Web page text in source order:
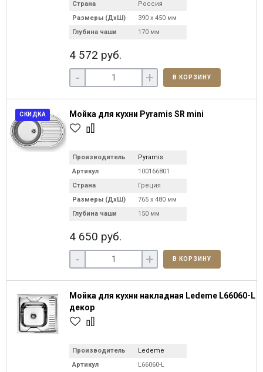
Страна
Россия
Размеры (ДхШ)
390 х 450 мм
Глубина чаши
170 мм
4 572 руб.
- + В КОРЗИНУ
СКИДКА Мойка для кухни Pyramis SR mini
Производитель
Pyramis
Артикул
100166801
Страна
Греция
Размеры (ДхШ)
765 х 480 мм
Глубина чаши
150 мм
4 650 руб.
- + В КОРЗИНУ
Мойка для кухни накладная Ledeme L66060-L
декор
Производитель
Ledeme
Артикул
L66060-L